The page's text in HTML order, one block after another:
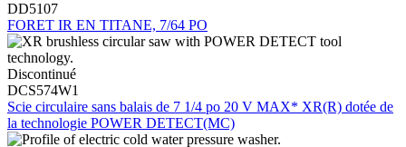
DD5107
FORET IR EN TITANE, 7/64 PO
Discontinué
DCS574W1
Scie circulaire sans balais de 7 1/4 po 20 V MAX* XR(R) dotée de
la technologie POWER DETECT(MC)